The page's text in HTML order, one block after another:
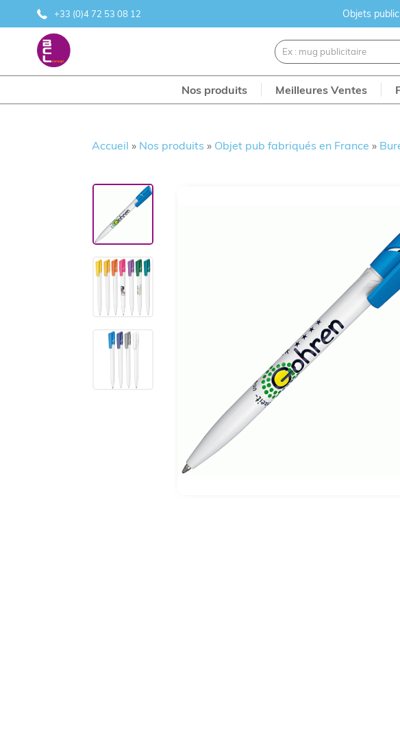
+33 (0)4 72 53 08 12 Objets
Nos produits Meilleures Ventes
Accueil » Nos produits » Objet pub fabriqués en France »